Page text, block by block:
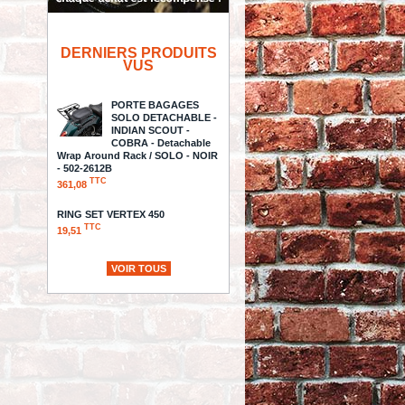
DERNIERS PRODUITS
VUS
PORTE BAGAGES
SOLO DETACHABLE -
INDIAN SCOUT -
COBRA - Detachable
Wrap Around Rack / SOLO - NOIR
- 502-2612B
361,08 TTC
RING SET VERTEX 450
19,51 TTC
CHR HARDWARE CALIPER ARM
300 - KIT PNEU
MOTORCYLES -
VOIR TOUS